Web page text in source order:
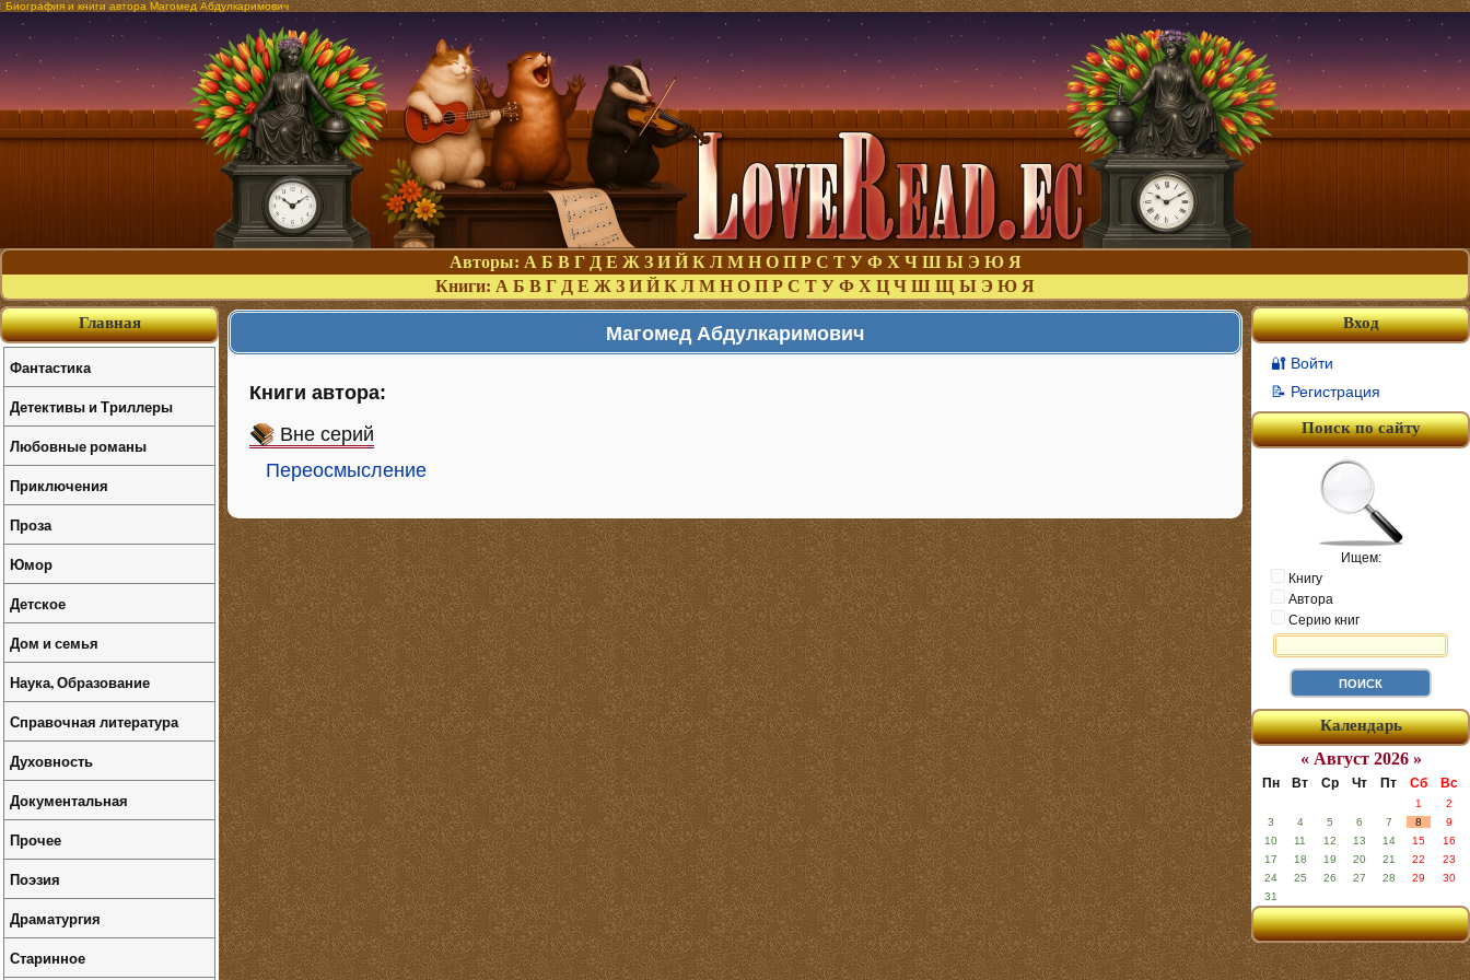
Биография и книги автора Магомед Абдулкаримович
Авторы: А Б В Г Д Е Ж З И Й К Л М Н О П Р С Т У Ф Х Ч Ш Ы Э Ю Я
Книги: А Б В Г Д Е Ж З И Й К Л М Н О П Р С Т У Ф Х Ц Ч Ш Щ Ы Э Ю Я
Магомед Абдулкаримович
Книги автора:
Вне серий
Переосмысление
Вход
🔐 Войти
📝 Регистрация
Поиск по сайту
Ищем:
Книгу
Автора
Серию книг
Календарь
« Август 2026 »
Пн Вт Ср Чт Пт Сб Вс
1
2
3
4 5 6 7 8
9
10
11 12 13 14 15
16
17
18 19 20 21 22
23
24
25 26 27 28 29
30
31
Главная
Фантастика
Детективы и Триллеры
Любовные романы
Приключения
Проза
Юмор
Детское
Дом и семья
Наука, Образование
Справочная литература
Духовность
Документальная
Прочее
Поэзия
Драматургия
Старинное